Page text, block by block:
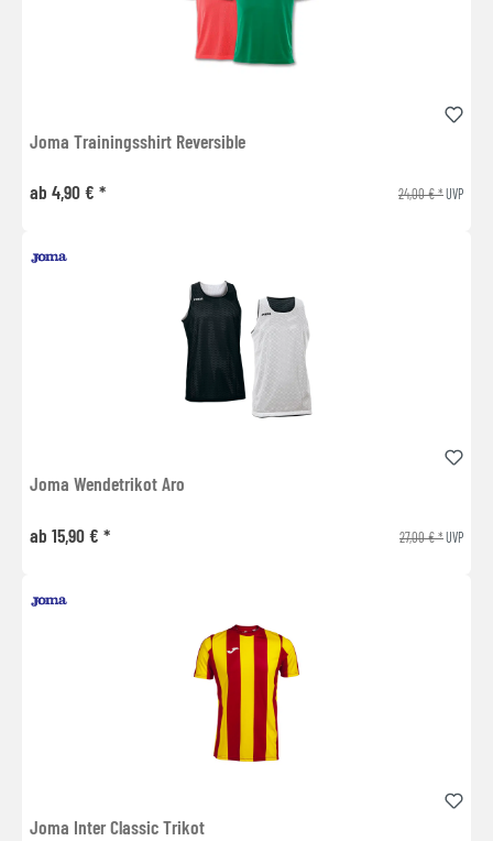
Joma Trainingsshirt Reversible
ab 4,90 € * 24,00 € *UVP
Joma Wendetrikot Aro
ab 15,90 € * 27,00 € *UVP
Joma Inter Classic Trikot